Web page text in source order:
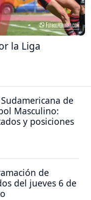
la Liga
de
Masculino:
y posiciones
de
del jueves 6 de